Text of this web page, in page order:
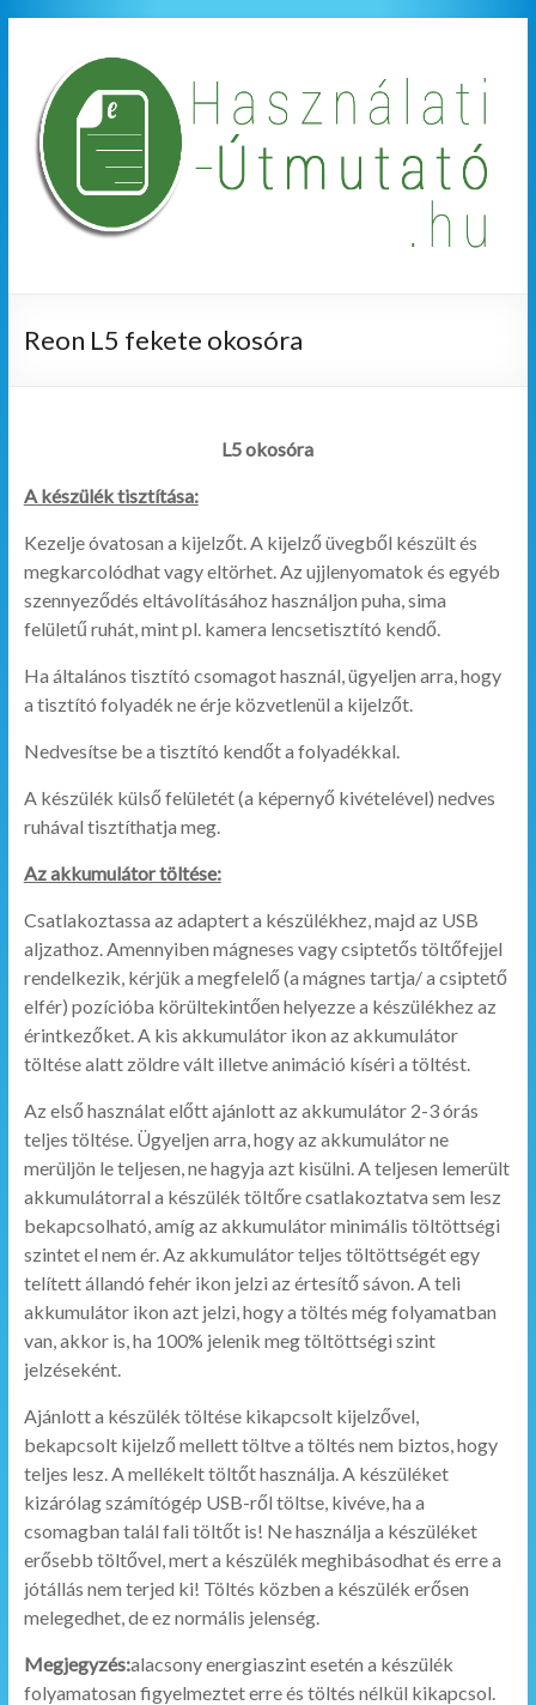
Reon L5 fekete okosóra
L5 okosóra
A készülék tisztítása:
Kezelje óvatosan a kijelzőt. A kijelző üvegből készült és
megkarcolódhat vagy eltörhet. Az ujjlenyomatok és egyéb
szennyeződés eltávolításához használjon puha, sima
felületű ruhát, mint pl. kamera lencsetisztító kendő.
Ha általános tisztító csomagot használ, ügyeljen arra, hogy
a tisztító folyadék ne érje közvetlenül a kijelzőt.
Nedvesítse be a tisztító kendőt a folyadékkal.
A készülék külső felületét (a képernyő kivételével) nedves
ruhával tisztíthatja meg.
Az akkumulátor töltése:
Csatlakoztassa az adaptert a készülékhez, majd az USB
aljzathoz. Amennyiben mágneses vagy csiptetős töltőfejjel
rendelkezik, kérjük a megfelelő (a mágnes tartja/ a csiptető
elfér) pozícióba körültekintően helyezze a készülékhez az
érintkezőket. A kis akkumulátor ikon az akkumulátor
töltése alatt zöldre vált illetve animáció kíséri a töltést.
Az első használat előtt ajánlott az akkumulátor 2-3 órás
teljes töltése. Ügyeljen arra, hogy az akkumulátor ne
merüljön le teljesen, ne hagyja azt kisülni. A teljesen lemerült
akkumulátorral a készülék töltőre csatlakoztatva sem lesz
bekapcsolható, amíg az akkumulátor minimális töltöttségi
szintet el nem ér. Az akkumulátor teljes töltöttségét egy
telített állandó fehér ikon jelzi az értesítő sávon. A teli
akkumulátor ikon azt jelzi, hogy a töltés még folyamatban
van, akkor is, ha 100% jelenik meg töltöttségi szint
jelzéseként.
Ajánlott a készülék töltése kikapcsolt kijelzővel,
bekapcsolt kijelző mellett töltve a töltés nem biztos, hogy
teljes lesz. A mellékelt töltőt használja. A készüléket
kizárólag számítógép USB-ről töltse, kivéve, ha a
csomagban talál fali töltőt is! Ne használja a készüléket
erősebb töltővel, mert a készülék meghibásodhat és erre a
jótállás nem terjed ki! Töltés közben a készülék erősen
melegedhet, de ez normális jelenség.
Megjegyzés:alacsony energiaszint esetén a készülék
folyamatosan figyelmeztet erre és töltés nélkül kikapcsol.